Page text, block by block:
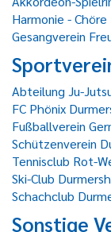
Harmonie -
Gesangverein
Abteilung Ju-
FC Phönix
Fußballverein
Schützenverein
Tennisclub Rot-
Ski-Club
Schachclub
Sonstige